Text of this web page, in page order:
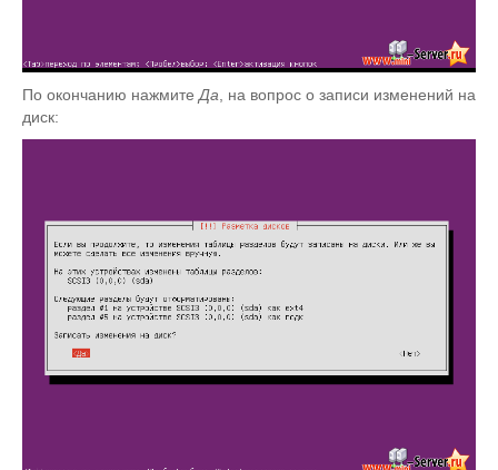
По окончанию нажмите Да , на вопрос о записи изменений на
диск: